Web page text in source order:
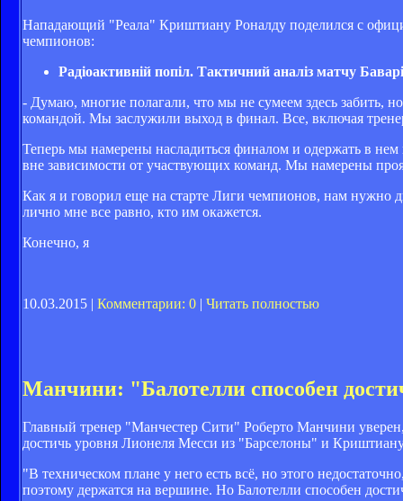
Нападающий "Реала" Криштиану Роналду поделился с
чемпионов:
Радіоактивній попіл. Тактичний аналіз матчу
- Думаю, многие полагали, что мы не сумеем здесь забить,
командой. Мы заслужили выход в финал. Все, включая
Теперь мы намерены насладиться финалом и одержать в
вне зависимости от участвующих команд. Мы намерены
Как я и говорил еще на старте Лиги чемпионов, нам нужно
лично мне все равно, кто им окажется.
Конечно, я
10.03.2015 | Комментарии: 0 | Читать полностью
Манчини: "Балотелли способен
Главный тренер "Манчестер Сити" Роберто Манчини
достичь уровня Лионеля Месси из "Барселоны" и
"В техническом плане у него есть всё, но этого
поэтому держатся на вершине. Но Балотелли способен